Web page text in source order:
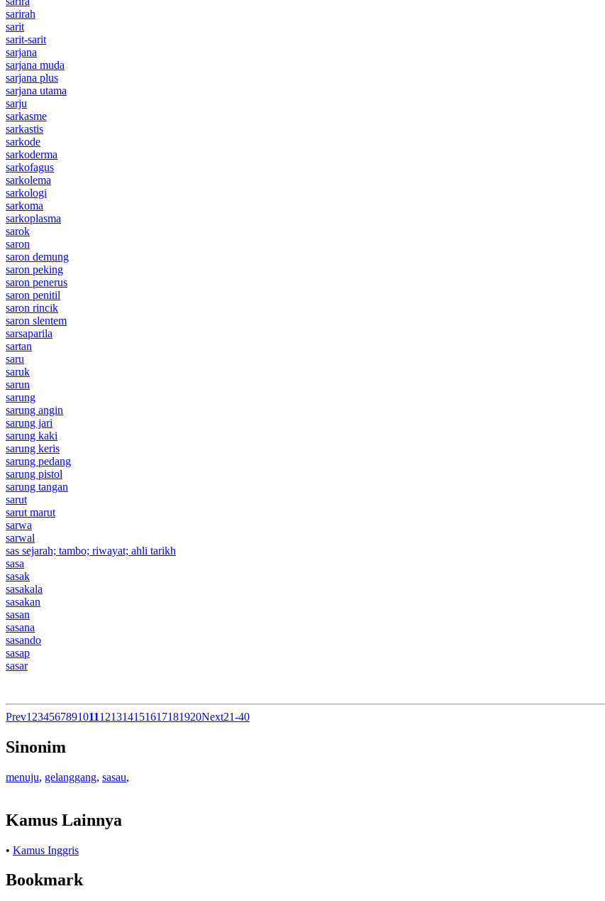
sarirah
sarit
sarit-sarit
sarjana
sarjana muda
sarjana plus
sarjana utama
sarju
sarkasme
sarkastis
sarkode
sarkoderma
sarkofagus
sarkolema
sarkologi
sarkoma
sarkoplasma
sarok
saron
saron demung
saron peking
saron penerus
saron penitil
saron rincik
saron slentem
sarsaparila
sartan
saru
saruk
sarun
sarung
sarung angin
sarung jari
sarung kaki
sarung keris
sarung pedang
sarung pistol
sarung tangan
sarut
sarut marut
sarwa
sarwal
sas sejarah; tambo; riwayat; ahli tarikh
sasa
sasak
sasakala
sasakan
sasan
sasana
sasando
sasap
sasar
Prev1 234567891011121314151617181920Next21-40
Sinonim
menuju, gelanggang, sasau,
Kamus Lainnya
• Kamus Inggris
Bookmark